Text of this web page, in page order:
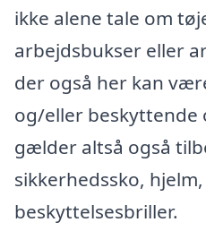
ikke alene tale om
arbejdsbukser eller
der også her kan
og/eller beskyttende
gælder altså også
sikkerhedssko,
beskyttelsesbriller.